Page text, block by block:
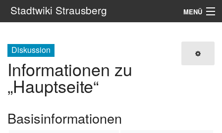
Stadtwiki Strausberg MENÜ
Portale
Suche
Diskussion
Informationen zu
„Hauptseite“
Basisinformationen